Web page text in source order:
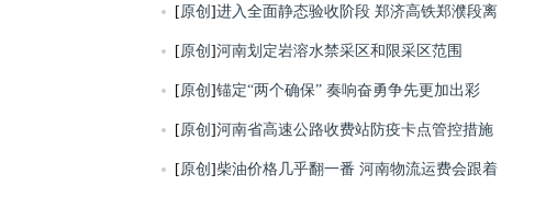
[原创 ]进入全面静态验收阶段 郑济高铁郑濮段离
[原创 ]河南划定岩溶水禁采区和限采区范围
[原创 ]锚定“两个确保” 奏响奋勇争先更加出彩
[原创 ]河南省高速公路收费站防疫卡点管控措施
[原创 ] 柴油价格几乎翻一番 河南物流运费会跟着